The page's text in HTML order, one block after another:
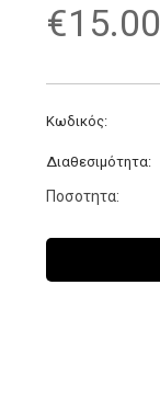
€15.00
Κωδικός:
Διαθεσιμότητα:
Ποσοτητα: